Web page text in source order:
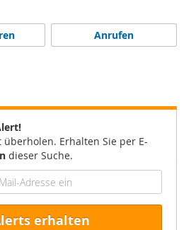
Anrufen
überholen. Erhalten Sie per E-
dieser Suche.
erhalten